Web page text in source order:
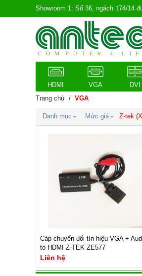
Showroom 1: Số 36, ngách 174/14
HDMI VGA DVI
Trang chủ / VGA
Danh mục Mức giá Z-tek (
Cáp chuyển đổi tín hiệu VGA +
to HDMI Z-TEK ZE577
Liên hệ